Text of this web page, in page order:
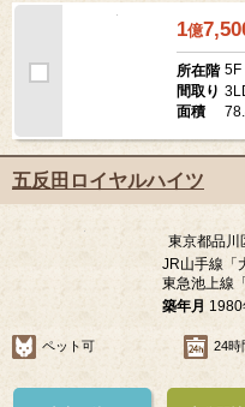
1億
所在階 5F
間取り
面積
五反田ロイヤルハイツ
東京都品川
JR山手線「
東急池上線
築年月 1980
ペット可 24時